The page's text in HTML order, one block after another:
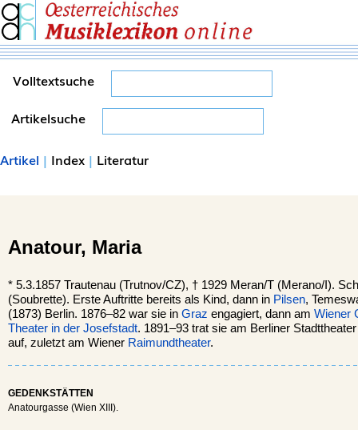
Volltextsuche
Artikelsuche
Artikel | Index | Literatur
Anatour, Maria
* 5.3.1857 Trautenau (Trutnov/CZ), † 1929 Meran/T (Merano/I).
(Soubrette). Erste Auftritte bereits als Kind, dann in Pilsen,
(1873) Berlin. 1876–82 war sie in Graz engagiert, dann am Wiener
Theater in der Josefstadt. 1891–93 trat sie am Berliner
auf, zuletzt am Wiener Raimundtheater.
GEDENKSTÄTTEN
Anatourgasse (Wien XIII).